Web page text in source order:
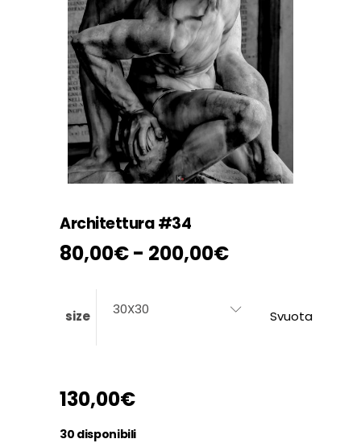
Architettura #34
80,00€- 200,00€Fascia
da
80,00€
size 30X30 Svuota
130,00€
30 disponibili